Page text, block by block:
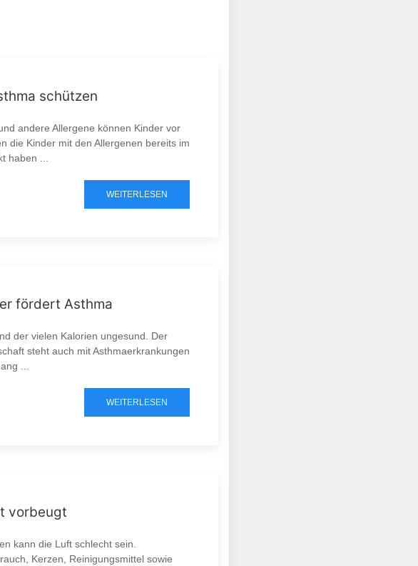
schützen
andere Allergene können Kinder vor
die Kinder mit den Allergenen bereits im
haben ...
WEITERLESEN
fördert Asthma
der vielen Kalorien ungesund. Der
steht auch mit Asthmaerkrankungen
...
WEITERLESEN
vorbeugt
kann die Luft schlecht sein.
Kerzen, Reinigungsmittel sowie